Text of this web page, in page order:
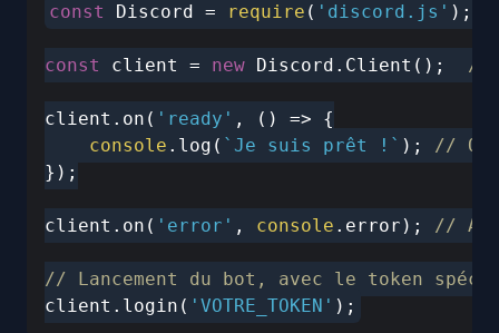
const Discord = require ( 'discord.js' );
const client = new Discord.Client(); //
client.on( 'ready' , () => {
console .log( `Je suis prêt !` ); // On
});
client.on( 'error' , console .error); //
// Lancement du bot, avec le token
client.login( 'VOTRE_TOKEN'